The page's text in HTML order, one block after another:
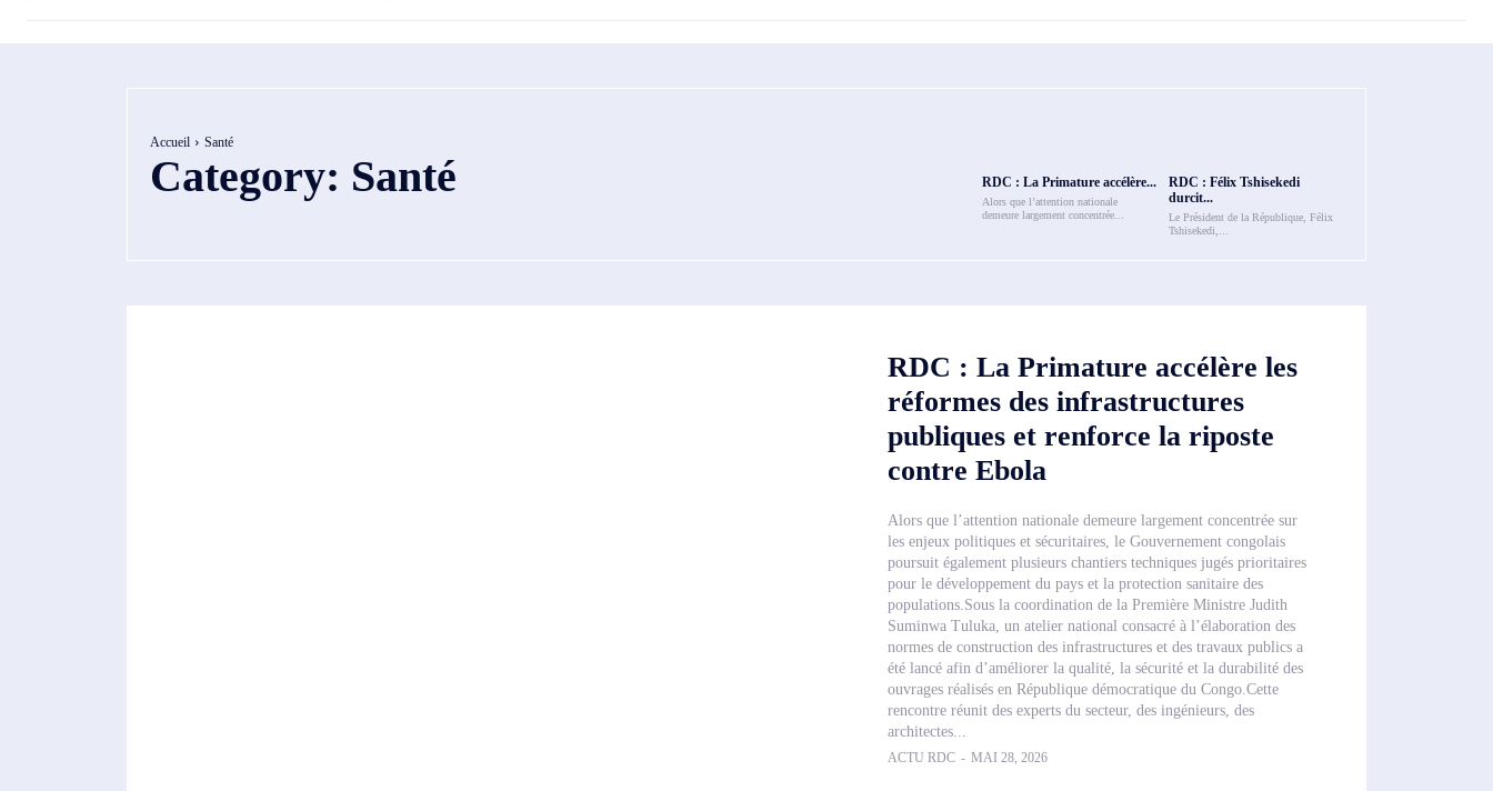
Accueil Santé
Category: Santé RDC : La Primature accélère...
Alors que l’attention nationale
demeure largement concentrée...
RDC : Félix Tshisekedi
durcit...
Le Président de la République, Félix
Tshisekedi,...
RDC : La Primature accélère les
réformes des infrastructures
publiques et renforce la riposte
contre Ebola
Alors que l’attention nationale demeure largement concentrée sur
les enjeux politiques et sécuritaires, le Gouvernement congolais
poursuit également plusieurs chantiers techniques jugés prioritaires
pour le développement du pays et la protection sanitaire des
populations.Sous la coordination de la Première Ministre Judith
Suminwa Tuluka, un atelier national consacré à l’élaboration des
normes de construction des infrastructures et des travaux publics a
été lancé afin d’améliorer la qualité, la sécurité et la durabilité des
ouvrages réalisés en République démocratique du Congo.Cette
rencontre réunit des experts du secteur, des ingénieurs, des
architectes...
ACTU RDC - MAI 28, 2026